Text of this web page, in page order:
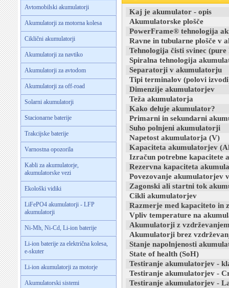
Avtomobilski akumulatorji
Akumulatorji za motorna kolesa
Ciklični akumulatorji
Akumulatorji za navtiko
Akumulatorji za avtodom
Akumulatorji za off-road
Solarni akumulatorji
Stacionarne baterije
Trakcijske baterije
Varnostna opozorila
Kabli za akumulatorje,
akumulatorske vezi
Ekološki vidiki
LiFePO4 akumulatorji - LFP
akumulatorji
Ni-Mh, Ni-Cd, Li-ion baterije
Li-ion baterije za električna kolesa,
e-skuter
Li-ion akumulatorji za motorje
Akumulatorski sistemi
Kaj je akumulator - opis
Akumulatorske plošče
PowerFrame® tehnologija
Ravne in tubularne plošče v
Tehnologija čisti svinec (pure
Spiralna tehnologija
Separatorji v akumulatorju
Tipi terminalov (polovi
Dimenzije akumulatorjev
Teža akumulatorja
Kako deluje akumulator?
Primarni in sekundarni
Suho polnjeni akumulatorji
Napetost akumulatorja (V)
Kapaciteta akumulatorjev
Izračun potrebne kapacitete
Rezervna kapaciteta
Povezovanje akumulatorjev
Zagonski ali startni tok
Cikli akumulatorjev
Razmerje med kapaciteto in
Vpliv temperature na
Akumulatorji z
Akumulatorji brez
Stanje napolnjenosti
State of health (SoH)
Testiranje akumulatorjev -
Testiranje akumulatorjev -
Testiranje akumulatorjev -